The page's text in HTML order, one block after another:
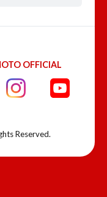
OFFICIAL
Reserved.